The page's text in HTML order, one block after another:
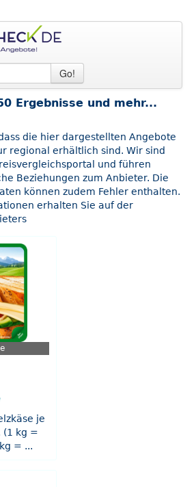
Go!
Ergebnisse und mehr...
die hier dargestellten Angebote
regional erhältlich sind. Wir sind
und führen
Beziehungen zum Anbieter. Die
können zudem Fehler enthalten.
erhalten Sie auf der
je
(1 kg =
= ...